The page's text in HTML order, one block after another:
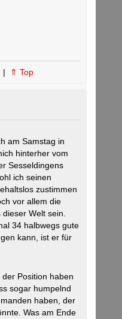
| ⇑ Top
am Samstag in
hinterher vom
Sesseldingens
ich seinen
zustimmen
vor allem die
Welt sein.
34 halbwegs gute
kann, ist er für
Position haben
sogar humpelnd
haben, der
Was am Ende